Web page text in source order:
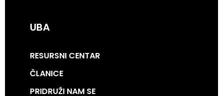
UBA
RESURSNI CENTAR
ČLANICE
PRIDRUŽI NAM SE